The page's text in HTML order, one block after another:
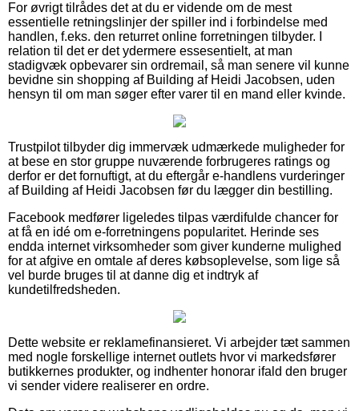
For øvrigt tilrådes det at du er vidende om de mest
essentielle retningslinjer der spiller ind i forbindelse med
handlen, f.eks. den returret online forretningen tilbyder. I
relation til det er det ydermere essesentielt, at man
stadigvæk opbevarer sin ordremail, så man senere vil kunne
bevidne sin shopping af Building af Heidi Jacobsen, uden
hensyn til om man søger efter varer til en mand eller kvinde.
Trustpilot tilbyder dig immervæk udmærkede muligheder for
at bese en stor gruppe nuværende forbrugeres ratings og
derfor er det fornuftigt, at du eftergår e-handlens vurderinger
af Building af Heidi Jacobsen før du lægger din bestilling.
Facebook medfører ligeledes tilpas værdifulde chancer for
at få en idé om e-forretningens popularitet. Herinde ses
endda internet virksomheder som giver kunderne mulighed
for at afgive en omtale af deres købsoplevelse, som lige så
vel burde bruges til at danne dig et indtryk af
kundetilfredsheden.
Dette website er reklamefinansieret. Vi arbejder tæt sammen
med nogle forskellige internet outlets hvor vi markedsfører
butikkernes produkter, og indhenter honorar ifald den bruger
vi sender videre realiserer en ordre.